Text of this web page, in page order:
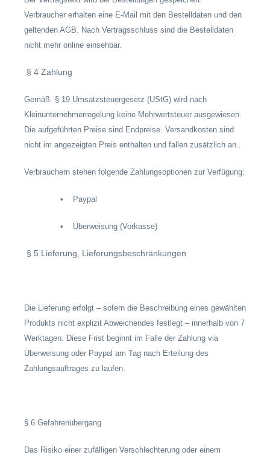
Verbraucher erhalten eine E-Mail mit den Bestelldaten und den
geltenden AGB. Nach Vertragsschluss sind die Bestelldaten
nicht mehr online einsehbar.
§ 4 Zahlung
Gemäß § 19 Umsatzsteuergesetz (UStG) wird nach
Kleinunternehmerregelung keine Mehrwertsteuer ausgewiesen.
Die aufgeführten Preise sind Endpreise. Versandkosten sind
nicht im angezeigten Preis enthalten und fallen zusätzlich an..
Verbrauchern stehen folgende Zahlungsoptionen zur Verfügung:
• Paypal
• Überweisung (Vorkasse)
§ 5 Lieferung, Lieferungsbeschränkungen
Die Lieferung erfolgt – sofern die Beschreibung eines gewählten
Produkts nicht explizit Abweichendes festlegt – innerhalb von 7
Werktagen. Diese Frist beginnt im Falle der Zahlung via
Überweisung oder Paypal am Tag nach Erteilung des
Zahlungsauftrages zu laufen.
§ 6 Gefahrenübergang
Das Risiko einer zufälligen Verschlechterung oder einem